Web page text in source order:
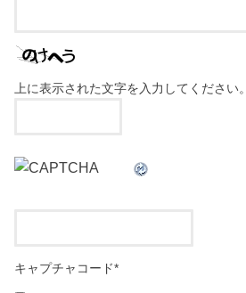
上に表示された文字を入力してください。
キャプチャコード*